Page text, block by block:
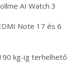
AI Watch 3
Note 17 és 6
kg-ig terhelhető